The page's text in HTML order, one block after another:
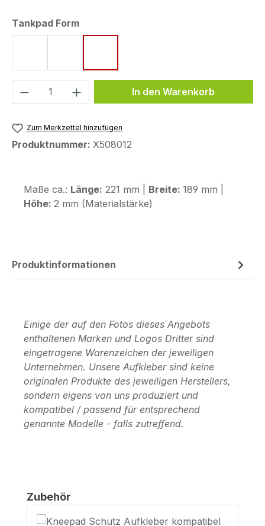
Tankpad Formauswählen
Produkt Anzahl: Gib denIn den Warenkorb
Zum Merkzettel hinzufügen
Produktnummer: X508012
Maße ca.: Länge: 221 mm | Breite: 189 mm |
Höhe: 2 mm (Materialstärke)
Produktinformationen
Einige der auf den Fotos dieses Angebots
enthaltenen Marken und Logos Dritter sind
eingetragene Warenzeichen der jeweiligen
Unternehmen. Unsere Aufkleber sind keine
originalen Produkte des jeweiligen Herstellers,
sondern eigens von uns produziert und
kompatibel / passend für entsprechend
genannte Modelle - falls zutreffend.
Produktgalerie überspringen
Zubehör